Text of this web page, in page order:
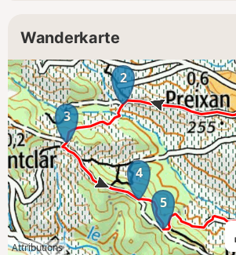
Wanderkarte
2
3
4
5
Attributions